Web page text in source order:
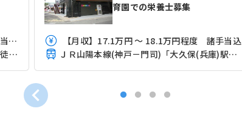
【月収】16.8万円 ～ 18.2万円程度 諸手当込み
ＪＲ山陽本線(神戸－門司)「西明石駅」（徒歩16分）
育園での栄養士募集
【月収】17.1万円 ～ 18.1万円程度 諸手当込
ＪＲ山陽本線(神戸－門司)「大久保(兵庫)駅」（徒歩5分）